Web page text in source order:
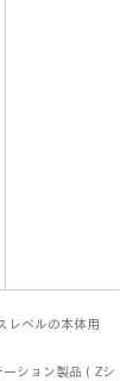
レベルの本体用
ション製品（Zシ